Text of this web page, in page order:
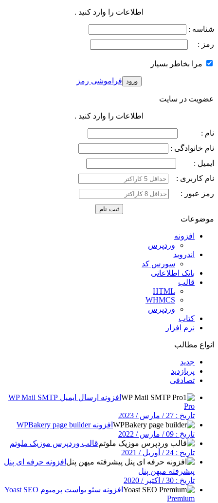
اطلاعات را وارد کنید .
شناسه :
رمز :
مرا بخاطر بسپار
فراموشی رمز
عضویت در سایت
اطلاعات را وارد کنید .
نام :
نام خانوادگی :
ایمیل :
نام کاربری :
رمز عبور :
موضوعات
افزونه
وردپرس
اندروید
سورس کد
بانک اطلاعاتی
قالب
HTML
WHMCS
وردپرس
کتاب
نرم افزار
انواع مطالب
جدید
پربازدید
تصادفی
افزونه ارسال ایمیل WP Mail SMTP
Pro
تاریخ : 27 / مارس / 2023
افزونه WPBakery page builder
تاریخ : 09 / مارس / 2022
قالب وردپرس موزیک ملوتم
تاریخ : 24 / آوریل / 2021
افزونه حرفه ای پنل
پیشرفته میهن پنل
تاریخ : 30 / اکتبر / 2020
افزونه سئو یواست پرمیوم Yoast SEO
Premium